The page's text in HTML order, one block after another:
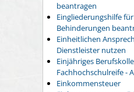
beantragen
Eingliederungshilfe
Behinderungen
Einheitlichen
Dienstleister nutzen
Einjähriges
Fachhochschulreife -
Einkommensteuer